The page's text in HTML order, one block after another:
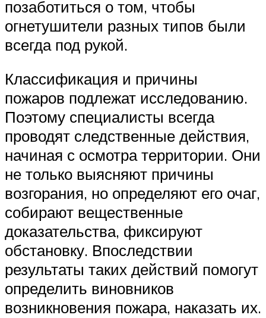
позаботиться о том, чтобы
огнетушители разных типов были
всегда под рукой.
Классификация и причины
пожаров подлежат исследованию.
Поэтому специалисты всегда
проводят следственные действия,
начиная с осмотра территории. Они
не только выясняют причины
возгорания, но определяют его очаг,
собирают вещественные
доказательства, фиксируют
обстановку. Впоследствии
результаты таких действий помогут
определить виновников
возникновения пожара, наказать их.